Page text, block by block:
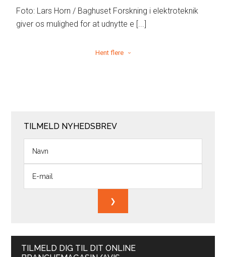
Foto: Lars Horn / Baghuset Forskning i elektroteknik
giver os mulighed for at udnytte e [...]
Hent flere
TILMELD NYHEDSBREV
TILMELD DIG TIL DIT ONLINE